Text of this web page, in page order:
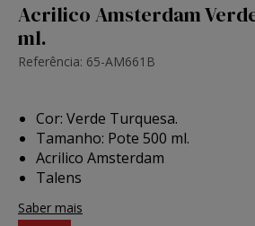
Acrilico Amsterdam
ml.
Referência: 65-AM661B
Cor: Verde Turquesa.
Tamanho: Pote 500 ml.
Acrilico Amsterdam
Talens
Saber mais